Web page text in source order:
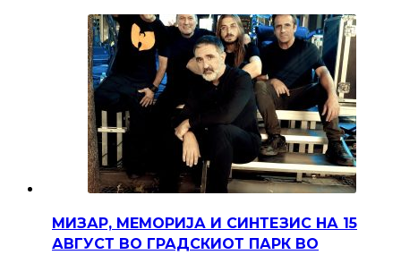
МИЗАР, МЕМОРИЈА И СИНТЕЗИС НА 15
АВГУСТ ВО ГРАДСКИОТ ПАРК ВО